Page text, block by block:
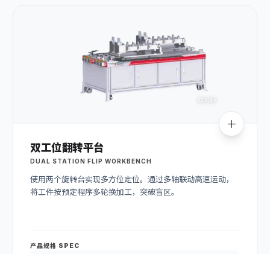
双工位翻转平台
DUAL STATION FLIP WORKBENCH
使用两个旋转台实现多方位定位。通过多轴联动高速运动，
将工件按预定程序多轮换加工，突破盲区。
产品规格 SPEC